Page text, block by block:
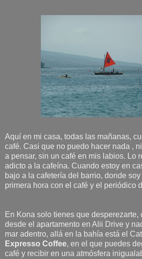
Aquí en mi casa, todas las mañanas,
café. Casi que no puedo hacer nada ,
a pensar, sin un café en mis labios. Lo
adicto a la cafeína. Cuando estoy en
bajo a la cafetería del barrio, donde
primera hora con el café y el periódico
En Kona solo tienes que desperezarte,
desde el apartamento en Alii Drive y
mar adentro, allá en la bahía está el
Expresso Coffee, en el que puedes
café y recibir en una atmósfera